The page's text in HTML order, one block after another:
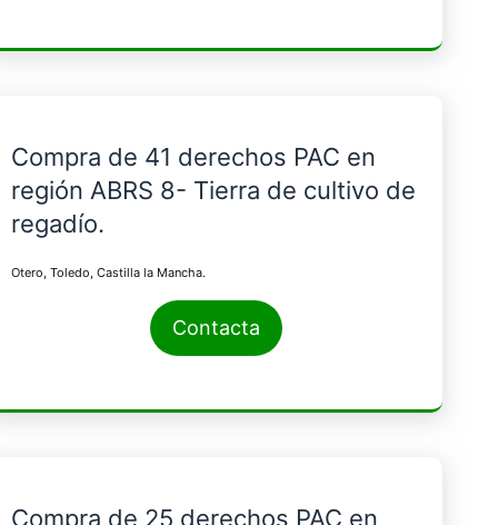
Compra de 41 derechos PAC en
región ABRS 8- Tierra de cultivo de
regadío.
Otero, Toledo, Castilla la Mancha.
Contacta
Compra de 25 derechos PAC en